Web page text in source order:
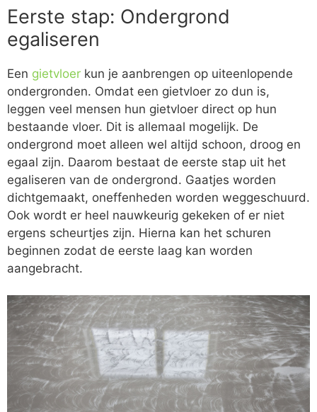
Eerste stap: Ondergrond
egaliseren
Een gietvloer kun je aanbrengen op uiteenlopende
ondergronden. Omdat een gietvloer zo dun is,
leggen veel mensen hun gietvloer direct op hun
bestaande vloer. Dit is allemaal mogelijk. De
ondergrond moet alleen wel altijd schoon, droog en
egaal zijn. Daarom bestaat de eerste stap uit het
egaliseren van de ondergrond. Gaatjes worden
dichtgemaakt, oneffenheden worden weggeschuurd.
Ook wordt er heel nauwkeurig gekeken of er niet
ergens scheurtjes zijn. Hierna kan het schuren
beginnen zodat de eerste laag kan worden
aangebracht.